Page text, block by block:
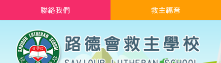
聯絡我們 救主福音